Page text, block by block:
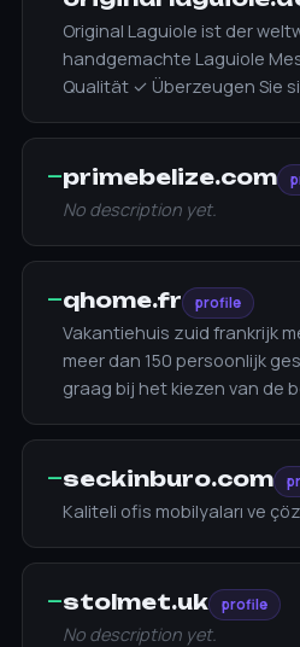
Original Laguiole ist der
handgemachte Laguiole
Qualität ✓ Überzeugen Sie
—primebelize.com
No description yet.
—qhome.fr profile
Vakantiehuis zuid frankrijk
meer dan 150 persoonlijk
graag bij het kiezen van de
—seckinburo.com
Kaliteli ofis mobilyaları ve
—stolmet.uk profile
No description yet.